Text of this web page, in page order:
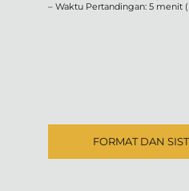
– Waktu Pertandingan: 5 menit
FORMAT DAN